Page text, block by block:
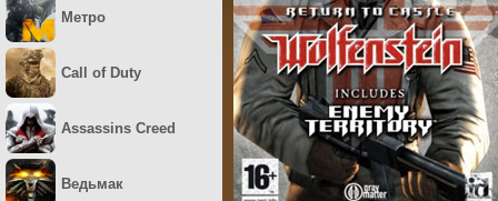
Метро
Call of Duty
Assassins Creed
Ведьмак